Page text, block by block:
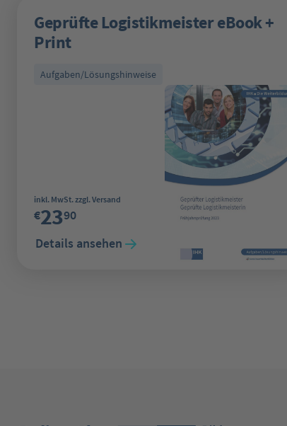
Geprüfte Logistikmeister eBook +
Print
Aufgaben/Lösungshinweise
Regulärer Preis:
inkl. MwSt. zzgl. Versand
€2390
Details ansehen